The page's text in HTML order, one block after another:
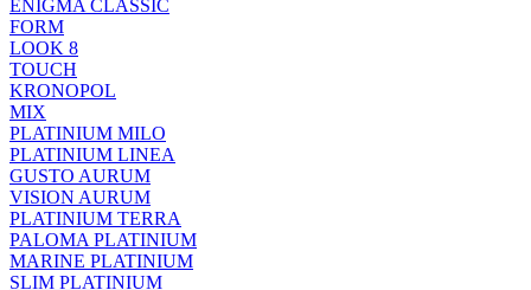
ENIGMA CLASSIC
FORM
LOOK 8
TOUCH
KRONOPOL
MIX
PLATINIUM MILO
PLATINIUM LINEA
GUSTO AURUM
VISION AURUM
PLATINIUM TERRA
PALOMA PLATINIUM
MARINE PLATINIUM
SLIM PLATINIUM